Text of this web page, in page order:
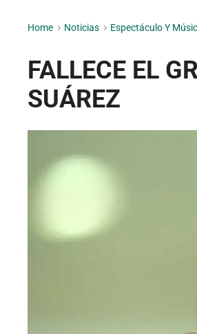
Home > Noticias > Espectáculo Y
FALLECE EL
SUÁREZ